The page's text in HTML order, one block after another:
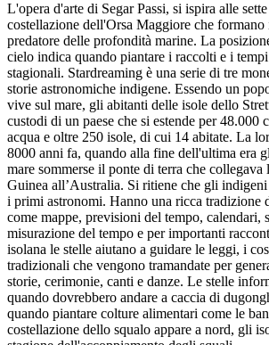
L'opera d'arte di Segar Passi, si ispira alle
costellazione dell'Orsa Maggiore che
predatore delle profondità marine. La
cielo indica quando piantare i raccolti e i
stagionali. Stardreaming è una serie di tre
storie astronomiche indigene. Essendo un
vive sul mare, gli abitanti delle isole dello
custodi di un paese che si estende per 48.000
acqua e oltre 250 isole, di cui 14 abitate. La
8000 anni fa, quando alla fine dell'ultima era
mare sommerse il ponte di terra che collegava
Guinea all’Australia. Si ritiene che gli
i primi astronomi. Hanno una ricca tradizione
come mappe, previsioni del tempo, calendari,
misurazione del tempo e per importanti
isolana le stelle aiutano a guidare le leggi, i
tradizionali che vengono tramandate per
storie, cerimonie, canti e danze. Le stelle
quando dovrebbero andare a caccia di
quando piantare colture alimentari come le
costellazione dello squalo appare a nord, gli